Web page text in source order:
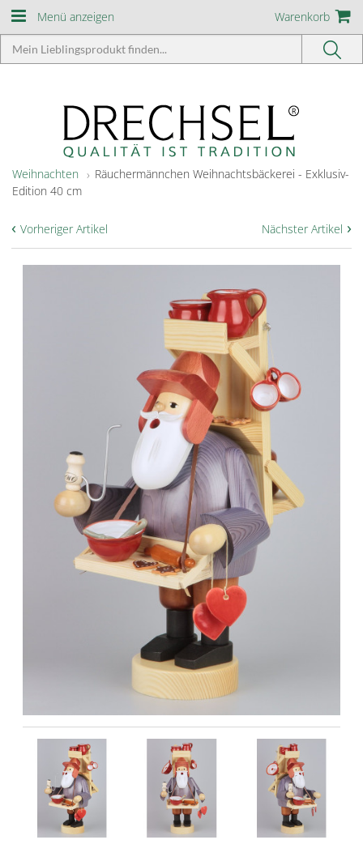
Menü anzeigen Warenkorb
Weihnachten
Räuchermännchen Weihnachtsbäckerei - Exklusiv-
Edition 40 cm
Nächster Artikel ›
‹ Vorheriger Artikel